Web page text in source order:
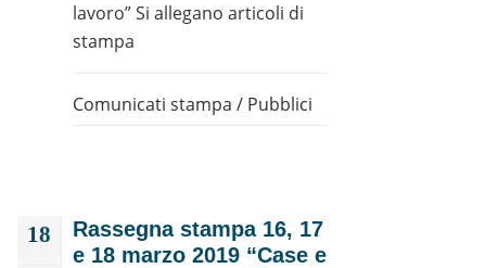
lavoro” Si allegano articoli di
stampa
Comunicati stampa / Pubblici
18
Rassegna stampa 16, 17
e 18 marzo 2019 “Case e